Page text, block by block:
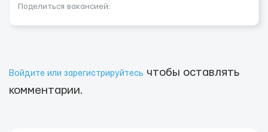
Поделиться вакансией:
Войдите или зарегистрируйтесь чтобы оставлять
комментарии.